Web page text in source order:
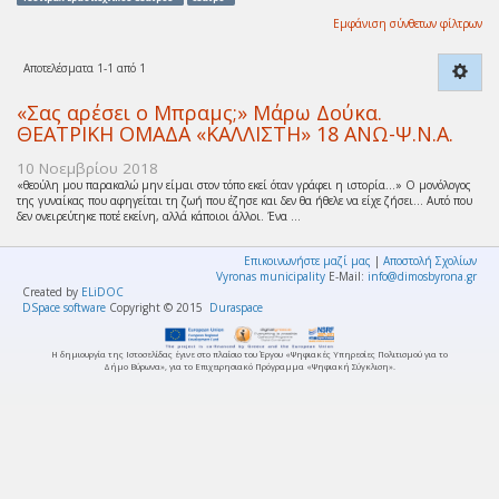
Εμφάνιση σύνθετων φίλτρων
Αποτελέσματα 1-1 από 1
«Σας αρέσει ο Μπραμς;» Μάρω Δούκα.
ΘΕΑΤΡΙΚΗ ΟΜΑΔΑ «ΚΑΛΛΙΣΤΗ» 18 ΑΝΩ-Ψ.Ν.Α.
10 Νοεμβρίου 2018
«θεούλη μου παρακαλώ μην είμαι στον τόπο εκεί όταν γράφει η ιστορία…» Ο μονόλογος
της γυναίκας που αφηγείται τη ζωή που έζησε και δεν θα ήθελε να είχε ζήσει… Αυτό που
δεν ονειρεύτηκε ποτέ εκείνη, αλλά κάποιοι άλλοι. Ένα ...
Επικοινωνήστε μαζί μας | Αποστολή Σχολίων
Vyronas municipality E-Mail: info@dimosbyrona.gr
Created by ELiDOC
DSpace software Copyright © 2015 Duraspace
Η δημιουργία της Ιστοσελίδας έγινε στο πλαίσιο του Έργου «Ψηφιακές Υπηρεσίες Πολιτισμού για το
Δήμο Βύρωνα», για το Επιχειρησιακό Πρόγραμμα «Ψηφιακή Σύγκλιση».